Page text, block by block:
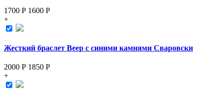
1700 Р 1600 Р
+
Жесткий браслет Веер с синими камнями Сваровски
2000 Р 1850 Р
+